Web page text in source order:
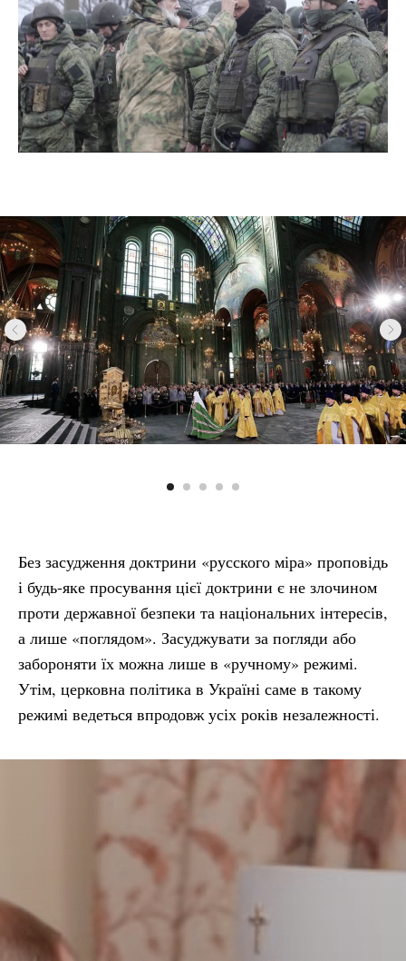
Без засудження доктрини «русского міра» проповідь
і будь-яке просування цієї доктрини є не злочином
проти державної безпеки та національних інтересів,
а лише «поглядом». Засуджувати за погляди або
забороняти їх можна лише в «ручному» режимі.
Утім, церковна політика в Україні саме в такому
режимі ведеться впродовж усіх років незалежності.